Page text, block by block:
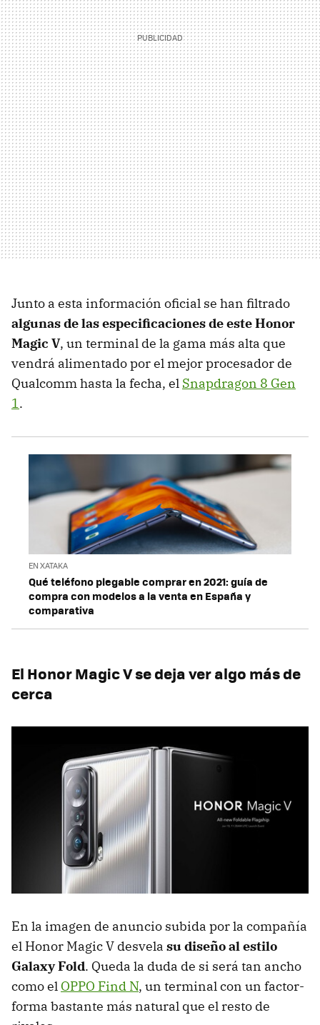
Junto a esta información oficial se han filtrado
algunas de las especificaciones de este Honor
Magic V, un terminal de la gama más alta que
vendrá alimentado por el mejor procesador de
Qualcomm hasta la fecha, el Snapdragon 8 Gen
1.
EN XATAKA
Qué teléfono plegable comprar en 2021: guía de
compra con modelos a la venta en España y
comparativa
El Honor Magic V se deja ver algo más de
cerca
En la imagen de anuncio subida por la compañía
el Honor Magic V desvela su diseño al estilo
Galaxy Fold. Queda la duda de si será tan ancho
como el OPPO Find N, un terminal con un factor-
forma bastante más natural que el resto de